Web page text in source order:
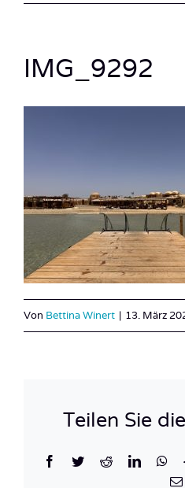
IMG_9292
Von Bettina Winert | 13. März
Teilen Sie
Facebook
TwitterRedditLinkedIn